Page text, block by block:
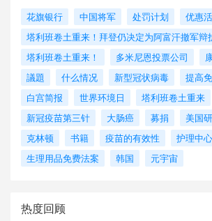
花旗银行 中国将军 处罚计划 优惠
塔利班卷土重来！拜登仍决定为阿富汗撤军辩
塔利班卷土重来！
多米尼恩投票公司
議題
什么情况 新型冠状病毒 提高
白宫简报
世界环境日 塔利班卷土重来
新冠疫苗第三针
大肠癌 募捐 美国
克林顿
书籍 疫苗的有效性
护理中心
生理用品免费法案
韩国 元宇宙
热度回顾